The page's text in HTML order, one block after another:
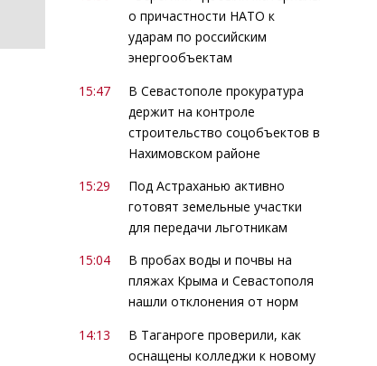
о причастности НАТО к
ударам по российским
энергообъектам
15:47
В Севастополе прокуратура
держит на контроле
строительство соцобъектов в
Нахимовском районе
15:29
Под Астраханью активно
готовят земельные участки
для передачи льготникам
15:04
В пробах воды и почвы на
пляжах Крыма и Севастополя
нашли отклонения от норм
14:13
В Таганроге проверили, как
оснащены колледжи к новому